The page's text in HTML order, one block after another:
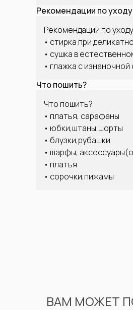
Рекомендации по уходу
Рекомендации по
• стирка при
• сушка в
• глажка с
Что пошить?
Что пошить?
• платья, сарафаны
• юбки,штаны,шорты
• блузки,рубашки
• шарфы,
• платья
• сорочки,пижамы
ВАМ МОЖЕТ